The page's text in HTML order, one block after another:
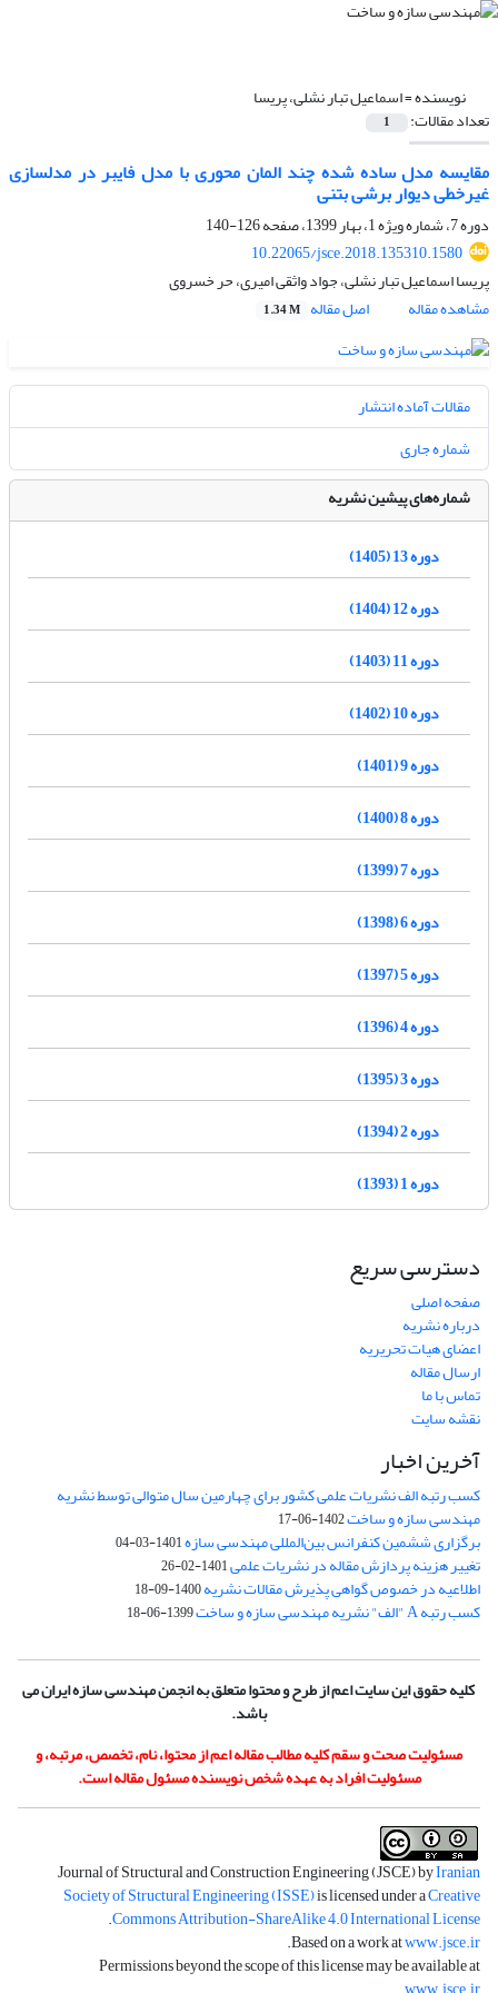
نویسنده =اسماعیل تبار نشلی، پریسا
تعداد مقالات: 1
مقایسه مدل ساده شده چند المان محوری با مدل فایبر در مدلسازی
غیرخطی دیوار برشی بتنی
دوره 7، شماره ویژه 1، بهار 1399، صفحه
126-140
10.22065/jsce.2018.135310.1580
پریسا اسماعیل تبار نشلی، جواد واثقی امیری، حر خسروی
مشاهده مقاله
اصل مقاله 1.34 M
مقالات آماده انتشار
شماره جاری
شماره‌های پیشین نشریه
دوره 13 (1405)
دوره 12 (1404)
دوره 11 (1403)
دوره 10 (1402)
دوره 9 (1401)
دوره 8 (1400)
دوره 7 (1399)
دوره 6 (1398)
دوره 5 (1397)
دوره 4 (1396)
دوره 3 (1395)
دوره 2 (1394)
دوره 1 (1393)
دسترسی سریع
صفحه اصلی
درباره نشریه
اعضای هیات تحریریه
ارسال مقاله
تماس با ما
نقشه سایت
آخرین اخبار
کسب رتبه الف نشریات علمی کشور برای چهارمین سال متوالی توسط نشریه
مهندسی سازه و ساخت1402-06-17
برگزاری ششمین کنفرانس بین‌المللی مهندسی سازه1401-03-04
تغییر هزینه پردازش مقاله در نشریات علمی1401-02-26
اطلاعیه در خصوص گواهی پذیرش مقالات نشریه1400-09-18
کسب رتبه A "الف" نشریه مهندسی سازه و ساخت 1399-06-18
کلیه حقوق این سایت اعم از طرح و محتوا متعلق به انجمن مهندسی سازه ایران می
باشد.
مسئولیت صحت و سقم کلیه مطالب مقاله اعم از محتوا، نام، تخصص، مرتبه، و
مسئولیت افراد به عهده شخص نویسنده مسئول مقاله است.
Journal of Structural and Construction Engineering (JSCE) byIranian
Society of Structural Engineering (ISSE)is licensed under aCreative
Commons Attribution-ShareAlike 4.0 International License
.
Based on a work atwww.jsce.ir
.
Permissions beyond the scope of this license may be available at